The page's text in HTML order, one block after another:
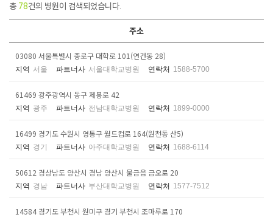
총 78건의 병원이 검색되었습니다.
주소
03080 서울특별시 종로구 대학로 101(연건동 28)
지역 서울 파트너사 서울대학교병원 연락처 1588-5700
61469 광주광역시 동구 제봉로 42
지역 광주 파트너사 전남대학교병원 연락처 1899-0000
16499 경기도 수원시 영통구 월드컵로 164(원천동 산5)
지역 경기 파트너사 아주대학교병원 연락처 1688-6114
50612 경상남도 양산시 경남 양산시 물금읍 금오로 20
지역 경남 파트너사 부산대학교병원 연락처 1577-7512
14584 경기도 부천시 원미구 경기 부천시 조마루로 170